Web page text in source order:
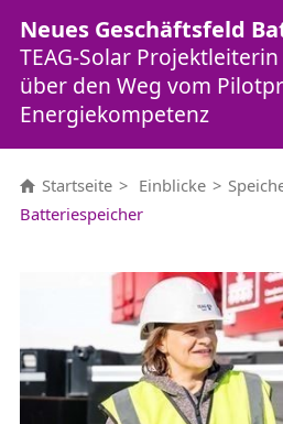
Neues Geschäftsfeld
TEAG-Solar
über den Weg vom
Energiekompetenz
Startseite Einblicke
Batteriespeicher